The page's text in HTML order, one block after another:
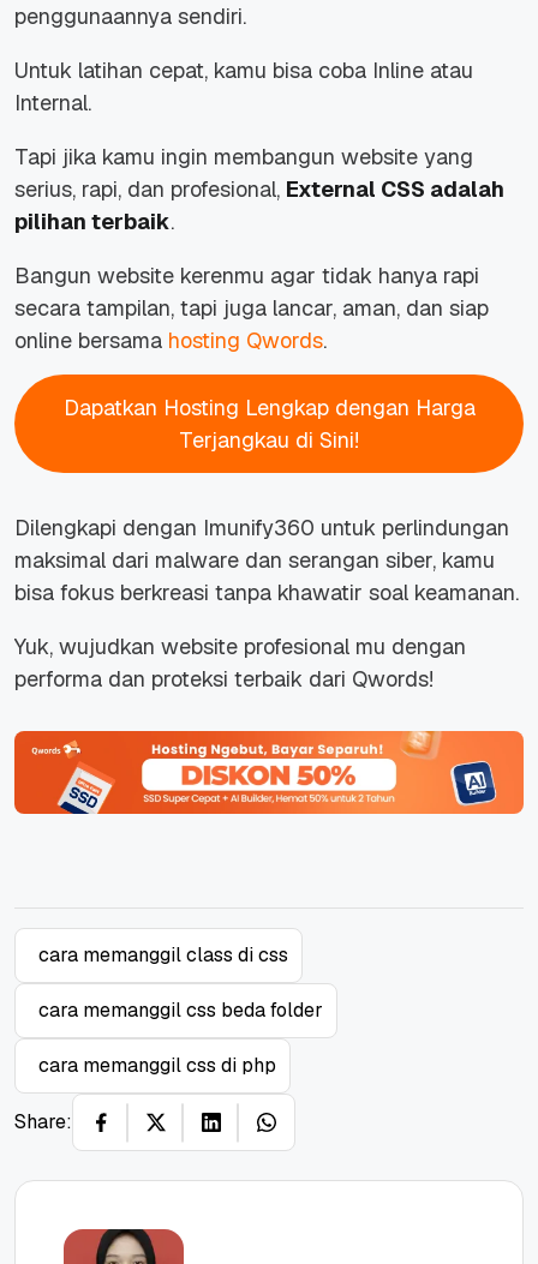
penggunaannya sendiri.
Untuk latihan cepat, kamu bisa coba Inline atau
Internal.
Tapi jika kamu ingin membangun website yang
serius, rapi, dan profesional, External CSS adalah
pilihan terbaik.
Bangun website kerenmu agar tidak hanya rapi
secara tampilan, tapi juga lancar, aman, dan siap
online bersama hosting Qwords.
Dapatkan Hosting Lengkap dengan Harga
Terjangkau di Sini!
Dilengkapi dengan Imunify360 untuk perlindungan
maksimal dari malware dan serangan siber, kamu
bisa fokus berkreasi tanpa khawatir soal keamanan.
Yuk, wujudkan website profesional mu dengan
performa dan proteksi terbaik dari Qwords!
cara memanggil class di css
cara memanggil css beda folder
cara memanggil css di php
Share: